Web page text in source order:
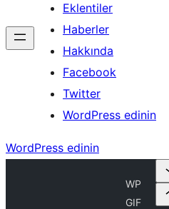
Eklentiler
Haberler
Hakkında
Facebook
Twitter
WordPress edinin
WordPress edinin
WP
GIF